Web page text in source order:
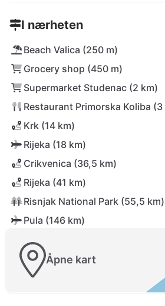
I nærheten
Beach Valica (250 m)
Grocery shop (450 m)
Supermarket Studenac (2 km)
Restaurant Primorska Koliba (3
Krk (14 km)
Rijeka (18 km)
Crikvenica (36,5 km)
Rijeka (41 km)
Risnjak National Park (55,5 km)
Pula (146 km)
Åpne kart